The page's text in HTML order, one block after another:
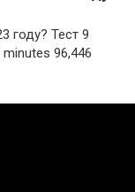
году? Тест 9
96,446